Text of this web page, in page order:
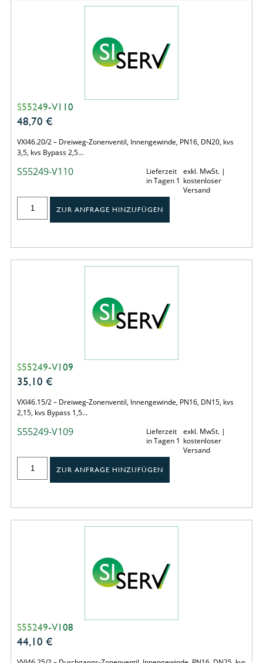
S55249-V110
48,70 €
VXI46.20/2 – Dreiweg-Zonenventil, Innengewinde, PN16, DN20, kvs
3,5, kvs Bypass 2,5…
S55249-V110
Lieferzeit
in Tagen 1
exkl. MwSt. |
kostenloser
Versand
ZUR ANFRAGE HINZUFÜGEN
S55249-V109
35,10 €
VXI46.15/2 – Dreiweg-Zonenventil, Innengewinde, PN16, DN15, kvs
2,15, kvs Bypass 1,5…
S55249-V109
Lieferzeit
in Tagen 1
exkl. MwSt. |
kostenloser
Versand
ZUR ANFRAGE HINZUFÜGEN
S55249-V108
44,10 €